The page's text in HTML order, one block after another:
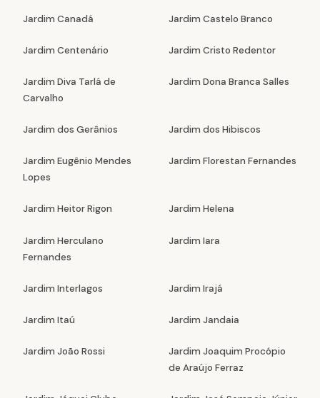
Jardim Canadá Jardim Castelo Branco
Jardim Centenário Jardim Cristo Redentor
Jardim Diva Tarlá de
Carvalho
Jardim Dona Branca Salles
Jardim dos Gerânios Jardim dos Hibiscos
Jardim Eugênio Mendes
Lopes
Jardim Florestan Fernandes
Jardim Heitor Rigon Jardim Helena
Jardim Herculano
Fernandes
Jardim Iara
Jardim Interlagos Jardim Irajá
Jardim Itaú Jardim Jandaia
Jardim João Rossi
Jardim Joaquim Procópio
de Araújo Ferraz